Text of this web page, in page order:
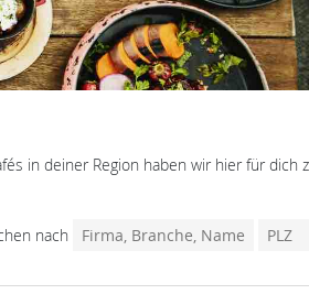
in deiner Region haben wir hier für dich
nach